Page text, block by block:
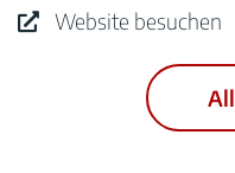
Website besuchen